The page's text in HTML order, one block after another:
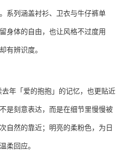
系列涵盖衬衫、卫衣与牛仔裤单
身体的自由，也让风格不过度用
有辨识度。
去年「爱的抱抱」的记忆，也更贴近
是刻意表达，而是在细节里慢慢被
自然的靠近；明亮的柔粉色，为日
柔回应。